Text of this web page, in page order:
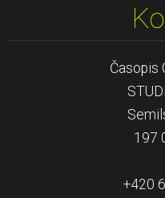
Časopis
197
+420